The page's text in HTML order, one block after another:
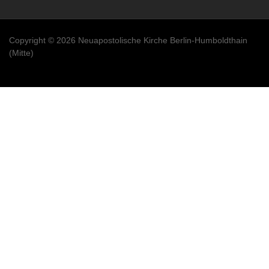
Copyright © 2026 Neuapostolische Kirche Berlin-Humboldthain
(Mitte)